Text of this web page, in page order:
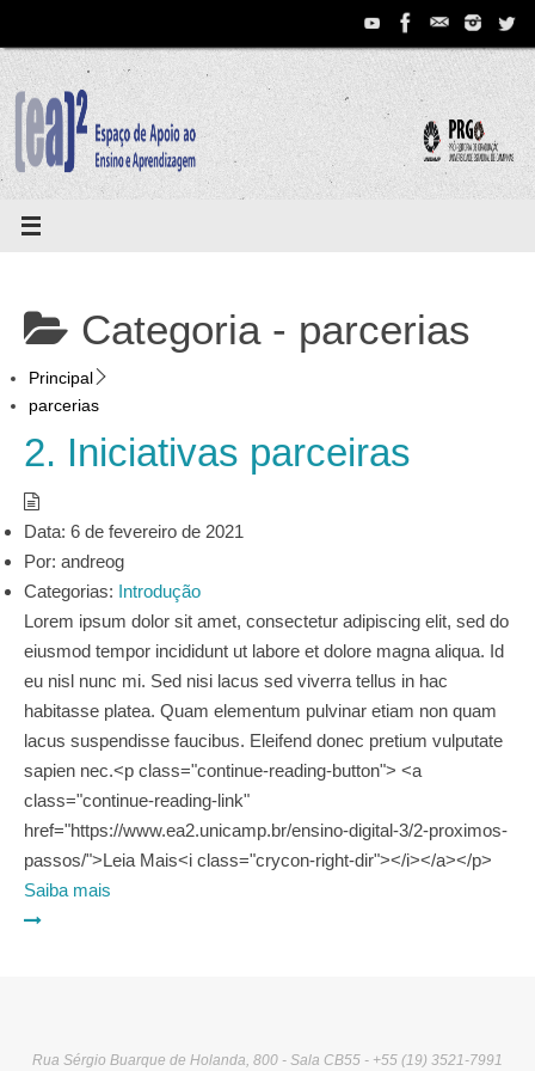
conteúdo
Categoria - parcerias
Principal
parcerias
2. Iniciativas parceiras
Data: 6 de fevereiro de 2021
Por: andreog
Categorias: Introdução
Lorem ipsum dolor sit amet, consectetur adipiscing elit, sed do
eiusmod tempor incididunt ut labore et dolore magna aliqua. Id
eu nisl nunc mi. Sed nisi lacus sed viverra tellus in hac
habitasse platea. Quam elementum pulvinar etiam non quam
lacus suspendisse faucibus. Eleifend donec pretium vulputate
sapien nec.<p class="continue-reading-button"> <a
class="continue-reading-link"
href="https://www.ea2.unicamp.br/ensino-digital-3/2-proximos-
passos/">Leia Mais<i class="crycon-right-dir"></i></a></p>
Saiba mais
Rua Sérgio Buarque de Holanda, 800 - Sala CB55 - +55 (19) 3521-7991